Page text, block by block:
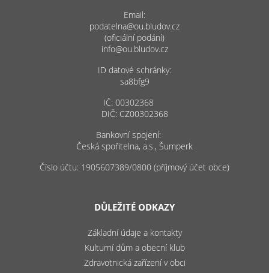
Email:
podatelna@ou.bludov.cz
(oficiální podání)
info@ou.bludov.cz
ID datové schránky:
sa8bfg9
IČ: 00302368
DIČ: CZ00302368
Bankovní spojení:
Česká spořitelna, a.s., Šumperk
Číslo účtu: 1905607389/0800 (příjmový účet obce)
DŮLEŽITÉ ODKAZY
Základní údaje a kontakty
Kulturní dům a obecní klub
Zdravotnická zařízení v obci